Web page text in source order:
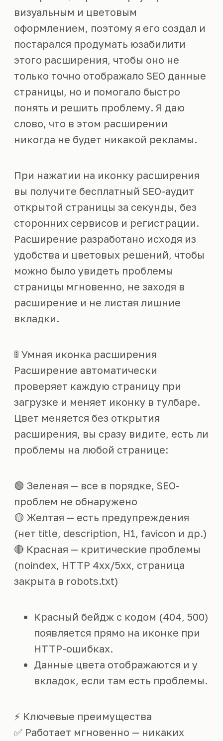
визуальным и цветовым
оформлением, поэтому я его создал и
постарался продумать юзабилити
этого расширения, чтобы оно не
только точно отображало SEO данные
страницы, но и помогало быстро
понять и решить проблему. Я даю
слово, что в этом расширении
никогда не будет никакой рекламы.
При нажатии на иконку расширения
вы получите бесплатный SEO-аудит
открытой страницы за секунды, без
сторонних сервисов и регистрации.
Расширение разработано исходя из
удобства и цветовых решений, чтобы
можно было увидеть проблемы
страницы мгновенно, не заходя в
расширение и не листая лишние
вкладки.
🚦 Умная иконка расширения
Расширение автоматически
проверяет каждую страницу при
загрузке и меняет иконку в тулбаре.
Цвет меняется без открытия
расширения, вы сразу видите, есть ли
проблемы на любой странице:
🟢 Зеленая — все в порядке, SEO-
проблем не обнаружено
🟡 Желтая — есть предупреждения
(нет title, description, H1, favicon и др.)
🔴 Красная — критические проблемы
(noindex, HTTP 4xx/5xx, страница
закрыта в robots.txt)
Красный бейдж с кодом (404, 500)
появляется прямо на иконке при
HTTP-ошибках.
Данные цвета отображаются и у
вкладок, если там есть проблемы.
⚡ Ключевые преимущества
✅ Работает мгновенно — никаких